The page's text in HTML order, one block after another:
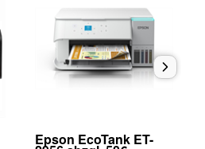
Epson EcoTank ET-